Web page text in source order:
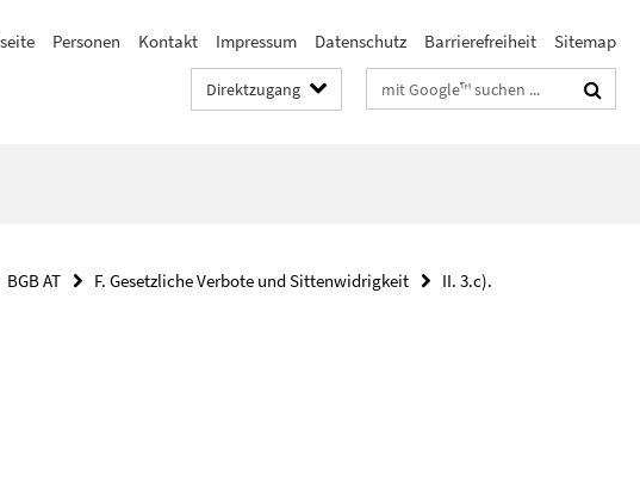
Personen Kontakt Impressum Datenschutz Barrierefreiheit Sitemap
Direktzugang Suchbegriffe
BGB AT F. Gesetzliche Verbote und Sittenwidrigkeit
II. 3.c).